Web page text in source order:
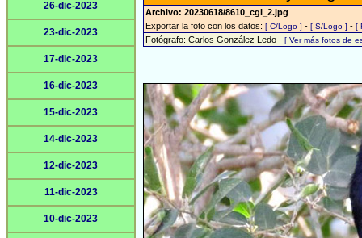
26-dic-2023
23-dic-2023
17-dic-2023
16-dic-2023
15-dic-2023
14-dic-2023
12-dic-2023
11-dic-2023
10-dic-2023
Archivo: 20230618/8610_cgl_2.jpg
Exportar la foto con los datos: [ C/Logo ] - [ S/Logo ] - [
Fotógrafo: Carlos González Ledo - [ Ver más fotos de